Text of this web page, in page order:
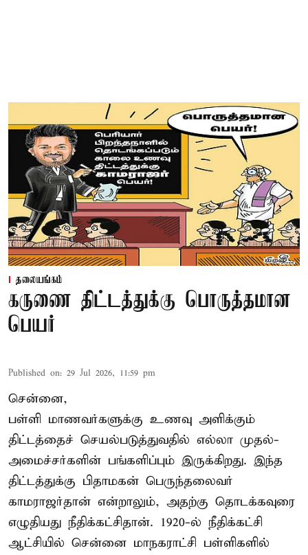
தலையங்கம்
கருணை திட்டத்துக்கு பொருத்தமான
பெயர்
Published on: 29 Jul 2026, 11:59 pm
சென்னை,
பள்ளி மாணவர்களுக்கு உணவு அளிக்கும்
திட்டத்தைச் செயல்படுத்துவதில் எல்லா முதல்-
அமைச்சர்களின் பங்களிப்பும் இருக்கிறது. இந்த
திட்டத்துக்கு பிதாமகன் பெருந்தலைவர்
காமராஜர்தான் என்றாலும், அதற்கு தொடக்கவுரை
எழுதியது நீதிக்கட்சிதான். 1920-ல் நீதிக்கட்சி
ஆட்சியில் சென்னை மாநகராட்சி பள்ளிகளில்